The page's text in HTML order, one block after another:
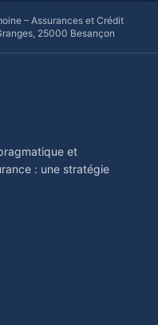
– Assurances et Crédit
25000 Besançon
et
: une stratégie